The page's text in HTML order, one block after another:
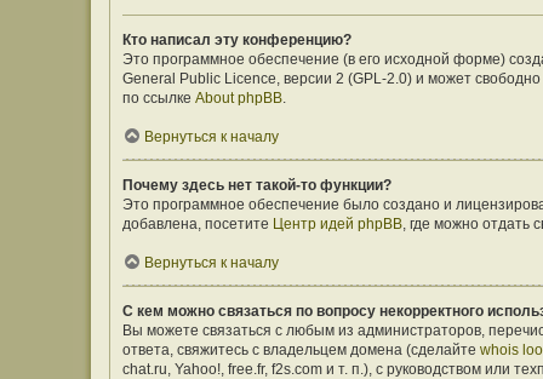
Кто написал эту конференцию?
Это программное обеспечение (в его исходной форме)
General Public Licence, версии 2 (GPL-2.0) и может
по ссылке About phpBB.
Вернуться к началу
Почему здесь нет такой-то функции?
Это программное обеспечение было создано и
добавлена, посетите Центр идей phpBB, где можно отдать
Вернуться к началу
С кем можно связаться по вопросу некорректного
Вы можете связаться с любым из администраторов,
ответа, свяжитесь с владельцем домена (сделайте whois
chat.ru, Yahoo!, free.fr, f2s.com и т. п.), с руководством или